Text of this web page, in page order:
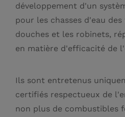
développement d'un
pour les chasses d'eau
douches et les robinets,
en matière d'efficacité de
Ils sont entretenus
certifiés respectueux de
non plus de combustibles